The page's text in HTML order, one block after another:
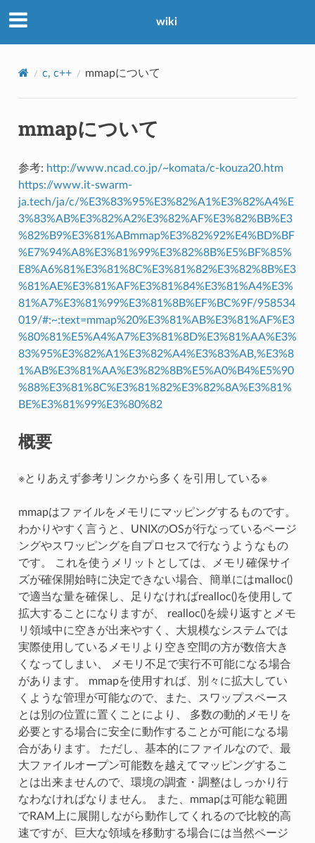
wiki
c, c++ mmapについて
mmapについて
参考: http://www.ncad.co.jp/~komata/c-kouza20.htm
https://www.it-swarm-
ja.tech/ja/c/%E3%83%95%E3%82%A1%E3%82%A4%E
3%83%AB%E3%82%A2%E3%82%AF%E3%82%BB%E3
%82%B9%E3%81%ABmmap%E3%82%92%E4%BD%BF
%E7%94%A8%E3%81%99%E3%82%8B%E5%BF%85%
E8%A6%81%E3%81%8C%E3%81%82%E3%82%8B%E3
%81%AE%E3%81%AF%E3%81%84%E3%81%A4%E3%
81%A7%E3%81%99%E3%81%8B%EF%BC%9F/958534
019/#:~:text=mmap%20%E3%81%AB%E3%81%AF%E3
%80%81%E5%A4%A7%E3%81%8D%E3%81%AA%E3%
83%95%E3%82%A1%E3%82%A4%E3%83%AB,%E3%8
1%AB%E3%81%AA%E3%82%8B%E5%A0%B4%E5%90
%88%E3%81%8C%E3%81%82%E3%82%8A%E3%81%
BE%E3%81%99%E3%80%82
概要
※とりあえず参考リンクから多くを引用している※
mmapはファイルをメモリにマッピングするものです。
わかりやすく言うと、UNIXのOSが行なっているページ
ングやスワッピングを自プロセスで行なうようなもの
です。 これを使うメリットとしては、メモリ確保サイ
ズが確保開始時に決定できない場合、簡単にはmalloc()
で適当な量を確保し、足りなければrealloc()を使用して
拡大することになりますが、 realloc()を繰り返すとメモ
リ領域中に空きが出来やすく、大規模なシステムでは
実際使用しているメモリより空き空間の方が数倍大き
くなってしまい、 メモリ不足で実行不可能になる場合
があります。 mmapを使用すれば、別々に拡大してい
くような管理が可能なので、また、スワップスペース
とは別の位置に置くことにより、 多数の動的メモリを
必要とする場合に安全に動作することが可能になる場
合があります。 ただし、基本的にファイルなので、最
大ファイルオープン可能数を越えてマッピングするこ
とは出来ませんので、環境の調査・調整はしっかり行
なわなければなりません。 また、mmapは可能な範囲
でRAM上に展開しながら動作してくれるので比較的高
速ですが、巨大な領域を移動する場合には当然ページ